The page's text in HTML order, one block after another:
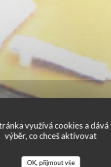
využívá cookies a dává
výběr, co chceš aktivovat
OK, přijmout vše
zákazníků